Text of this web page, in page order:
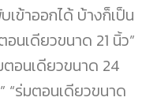
ข้าออกได้ บ้างก็เป็น
นเดียวขนาด 21 นิ้ว”
ตอนเดียวขนาด 24
“ร่มตอนเดียวขนาด